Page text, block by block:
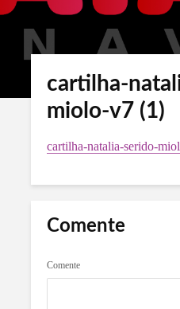
cartilha-
miolo-v7 (1)
cartilha-natalia-serido-
Comente
Comente